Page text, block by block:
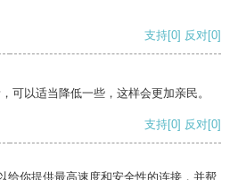
支持[0] 反对[0]
可以适当降低一些，这样会更加亲民。
支持[0] 反对[0]
给你提供最高速度和安全性的连接，并帮